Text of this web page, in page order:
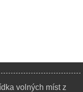
volných míst z